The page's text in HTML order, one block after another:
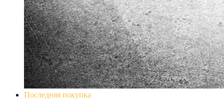
Последняя покупка